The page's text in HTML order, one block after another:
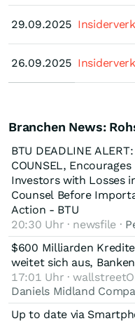
29.09.2025
26.09.2025
29.09.2025
26.09.2025
Branchen News:
BTU DEADLINE
COUNSEL,
Investors with Losses
Counsel Before
Action - BTU
20:30 Uhr · newsfile ·
$600 Milliarden
weitet sich aus,
17:01 Uhr ·
Daniels Midland
Up to date via